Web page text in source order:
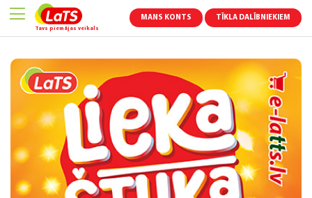
Tavs piemājas veikals
MANS KONTS TĪKLA DALĪBNIEKIEM